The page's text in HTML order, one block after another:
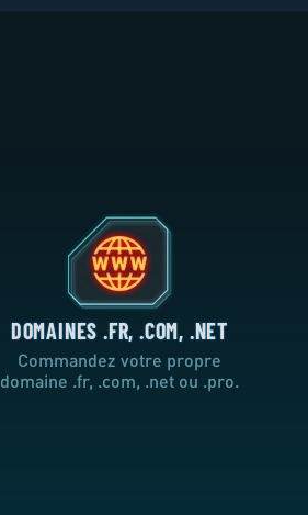
DOMAINES .FR, .COM, .NET
Commandez votre propre
domaine .fr, .com, .net ou .pro.